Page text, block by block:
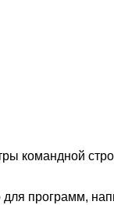
командной
для программ,